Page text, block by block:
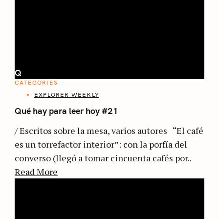
Q
CATEGORIES
EXPLORER WEEKLY
Qué hay para leer hoy #21
/ Escritos sobre la mesa, varios autores “El café
es un torrefactor interior”: con la porfía del
converso (llegó a tomar cincuenta cafés por..
Read More